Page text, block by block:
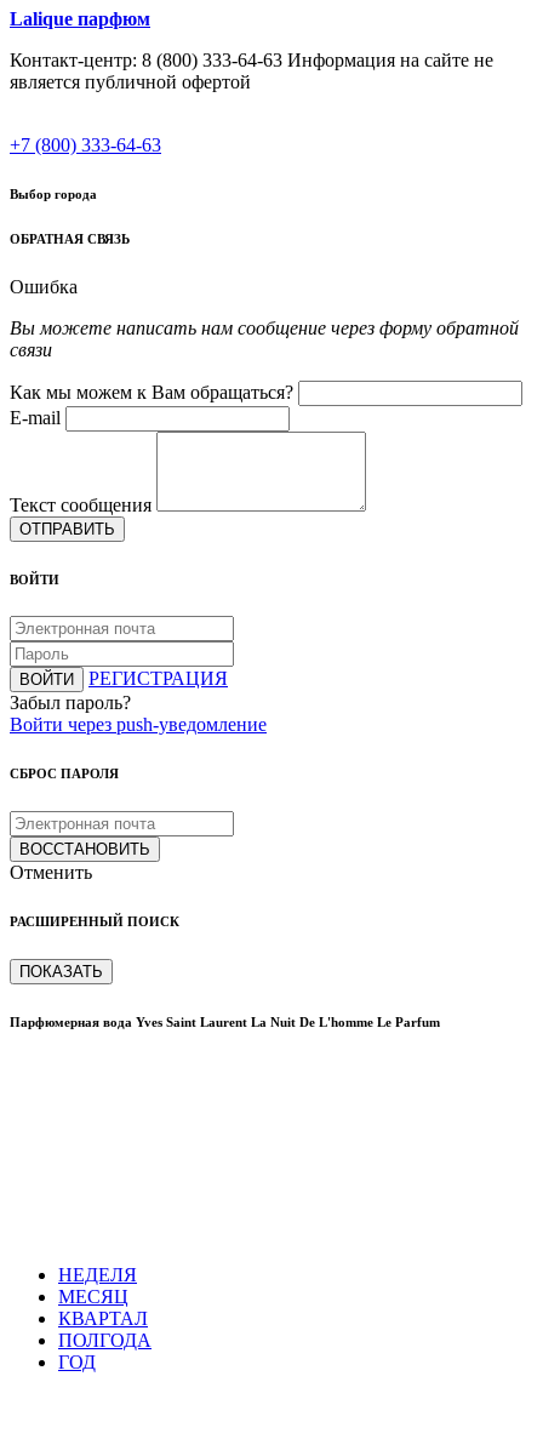
Lalique парфюм
Контакт-центр: 8 (800) 333-64-63 Информация на сайте не
является публичной офертой
+7 (800) 333-64-63
Выбор города
ОБРАТНАЯ СВЯЗЬ
Ошибка
Вы можете написать нам сообщение через форму обратной
связи
Как мы можем к Вам обращаться?
E-mail
Текст сообщения
ОТПРАВИТЬ
ВОЙТИ
ВОЙТИ
РЕГИСТРАЦИЯ
Забыл пароль?
Войти через push-уведомление
СБРОС ПАРОЛЯ
ВОССТАНОВИТЬ
Отменить
РАСШИРЕННЫЙ ПОИСК
ПОКАЗАТЬ
Парфюмерная вода Yves Saint Laurent La Nuit De L'homme Le Parfum
НЕДЕЛЯ
МЕСЯЦ
КВАРТАЛ
ПОЛГОДА
ГОД